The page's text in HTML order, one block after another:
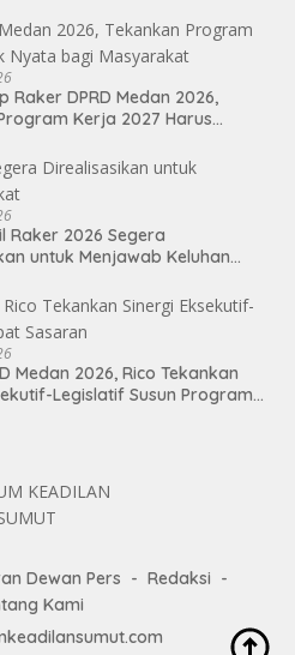
Raker DPRD Medan 2026,
Kerja 2027 Harus
Raker 2026 Segera
untuk Menjawab Keluhan
Medan 2026, Rico Tekankan
Legislatif Susun Program
Dewan Pers
Redaksi
Kami